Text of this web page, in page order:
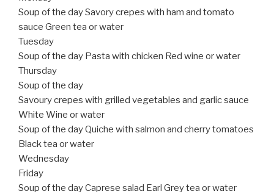
Soup of the day Savory crepes with ham and tomato
sauce Green tea or water
Tuesday
Soup of the day Pasta with chicken Red wine or water
Thursday
Soup of the day
Savoury crepes with grilled vegetables and garlic sauce
White Wine or water
Soup of the day Quiche with salmon and cherry tomatoes
Black tea or water
Wednesday
Friday
Soup of the day Caprese salad Earl Grey tea or water